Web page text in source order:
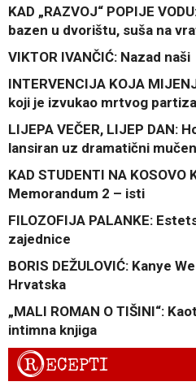
KAD „RAZVOJ“ POPIJE
bazen u dvorištu, suša na
VIKTOR IVANČIĆ: Nazad naši
INTERVENCIJA KOJA
koji je izvukao mrtvog
LIJEPA VEČER, LIJEP DAN:
lansiran uz dramatični
KAD STUDENTI NA
Memorandum 2 – isti
FILOZOFIJA PALANKE:
zajednice
BORIS DEŽULOVIĆ: Kanye
Hrvatska
„MALI ROMAN O TIŠINI“:
intimna knjiga
RECEPTI